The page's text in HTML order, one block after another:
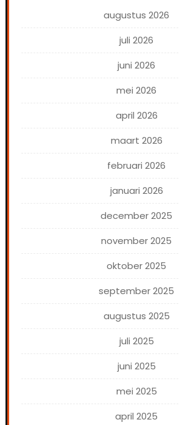
augustus 2026
juli 2026
juni 2026
mei 2026
april 2026
maart 2026
februari 2026
januari 2026
december 2025
november 2025
oktober 2025
september 2025
augustus 2025
juli 2025
juni 2025
mei 2025
april 2025